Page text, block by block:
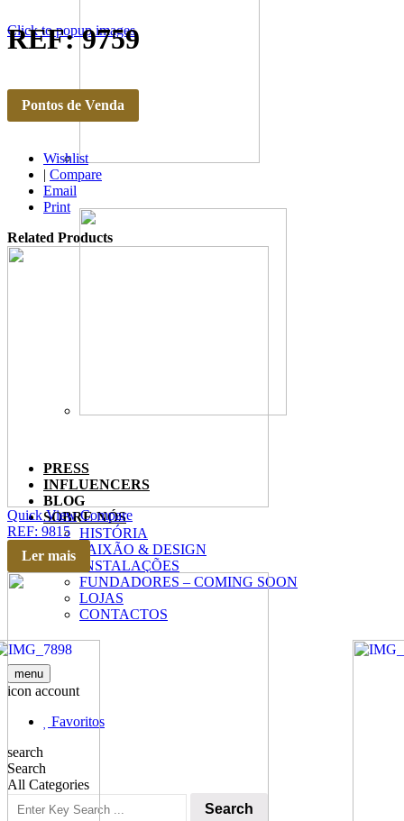
PRESS
INFLUENCERS
BLOG
SOBRE NÓS
HISTÓRIA
PAIXÃO & DESIGN
INSTALAÇÕES
FUNDADORES – COMING SOON
LOJAS
CONTACTOS
menu
icon account
Favoritos
search
Search
All Categories
Search
Click to popup images
REF: 9759
Pontos de Venda
Wishlist
| Compare
Email
Print
Related Products
Quick View Compare
REF: 9815
Ler mais